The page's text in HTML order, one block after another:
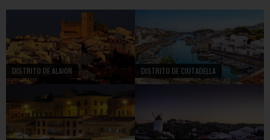
DISTRITO DE ALAIOR DISTRITO DE CIUTADELLA